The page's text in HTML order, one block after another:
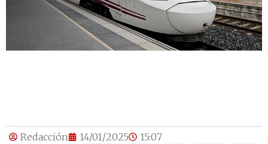
Redacción 14/01/2025 15:07